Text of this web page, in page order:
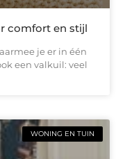
comfort en stijl
je er in één
een valkuil: veel
WONING EN TUIN